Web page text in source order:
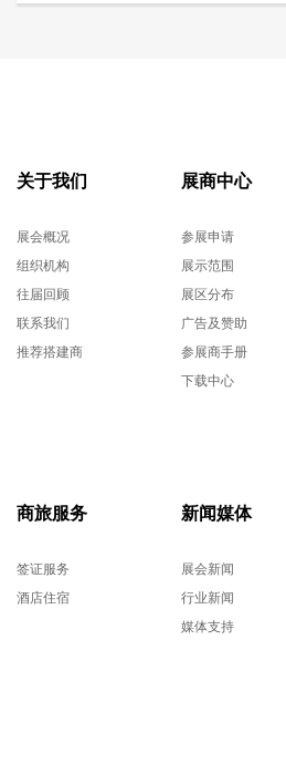
关于我们
展会概况
组织机构
往届回顾
联系我们
推荐搭建商
展商中心
参展申请
展示范围
展区分布
广告及赞助
参展商手册
下载中心
商旅服务
签证服务
酒店住宿
新闻媒体
展会新闻
行业新闻
媒体支持